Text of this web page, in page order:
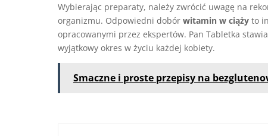
Wybierając preparaty, należy zwrócić uwagę na
organizmu. Odpowiedni dobór witamin w ciąży to
opracowanymi przez ekspertów. Pan Tabletka
wyjątkowy okres w życiu każdej kobiety.
Smaczne i proste przepisy na